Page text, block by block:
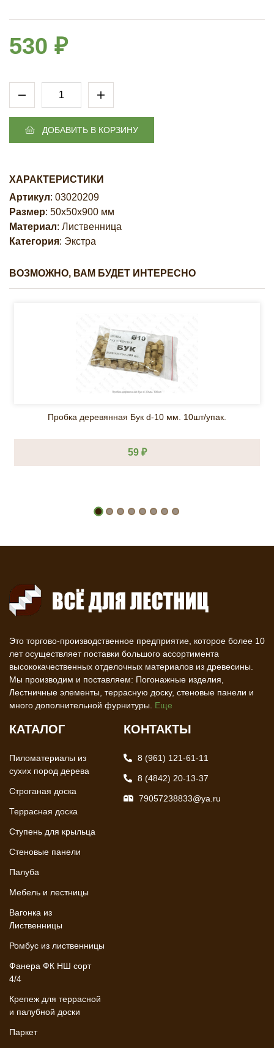
530 ₽
ДОБАВИТЬ В КОРЗИНУ
ХАРАКТЕРИСТИКИ
Артикул: 03020209
Размер: 50х50х900 мм
Материал: Лиственница
Категория: Экстра
ВОЗМОЖНО, ВАМ БУДЕТ ИНТЕРЕСНО
Пробка деревянная Бук d-10 мм. 10шт/упак.
59 ₽
Это торгово-производственное предприятие, которое более 10
лет осуществляет поставки большого ассортимента
высококачественных отделочных материалов из древесины.
Мы производим и поставляем: Погонажные изделия,
Лестничные элементы, террасную доску, стеновые панели и
много дополнительной фурнитуры. Еще
КАТАЛОГ
Пиломатериалы из
сухих пород дерева
Строганая доска
Террасная доска
Ступень для крыльца
Стеновые панели
Палуба
Мебель и лестницы
Вагонка из
Лиственницы
Ромбус из лиственницы
Фанера ФК НШ сорт
4/4
Крепеж для террасной
и палубной доски
Паркет
КОНТАКТЫ
8 (961) 121-61-11
8 (4842) 20-13-37
79057238833@ya.ru